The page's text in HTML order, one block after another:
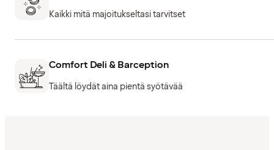
Kaikki mitä majoitukseltasi tarvitset
Comfort Deli & Barception
Täältä löydät aina pientä syötävää